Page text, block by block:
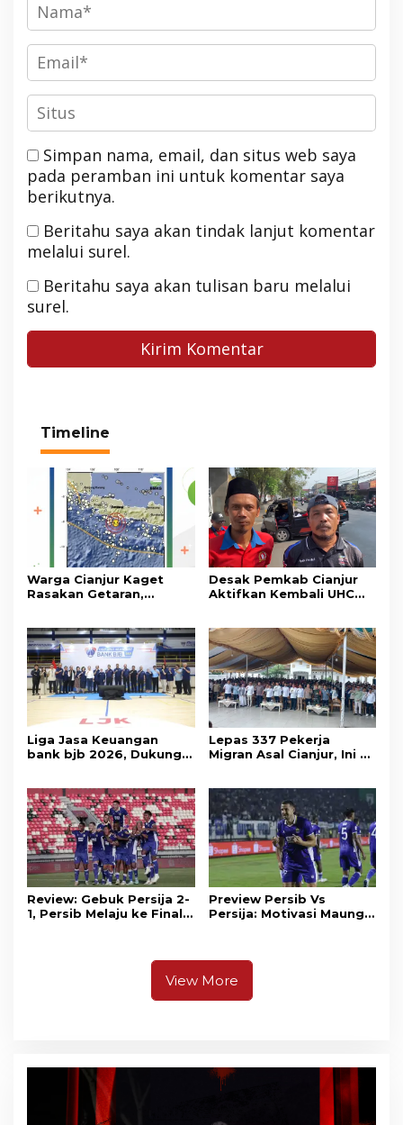
Simpan nama, email, dan situs web saya
pada peramban ini untuk komentar saya
berikutnya.
Beritahu saya akan tindak lanjut komentar
melalui surel.
Beritahu saya akan tulisan baru melalui
surel.
Timeline
Warga Cianjur Kaget
Rasakan Getaran,
Pangandaran
Desak Pemkab Cianjur
Aktifkan Kembali UHC
Liga Jasa Keuangan
bank bjb 2026, Dukung
Lepas 337 Pekerja
Migran Asal Cianjur, Ini 3
Review: Gebuk Persija 2-
1, Persib Melaju ke Final
Preview Persib Vs
Persija: Motivasi Maung
View More